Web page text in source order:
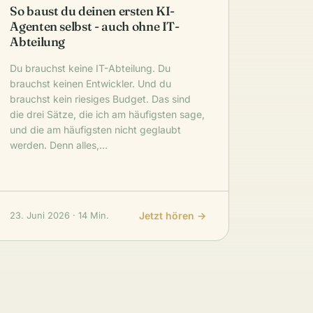
So baust du deinen ersten KI-
Agenten selbst - auch ohne IT-
Abteilung
Du brauchst keine IT-Abteilung. Du
brauchst keinen Entwickler. Und du
brauchst kein riesiges Budget. Das sind
die drei Sätze, die ich am häufigsten sage,
und die am häufigsten nicht geglaubt
werden. Denn alles,…
23. Juni 2026 · 14 Min. Jetzt hören →